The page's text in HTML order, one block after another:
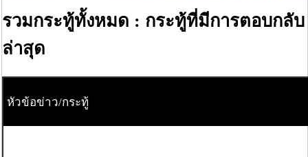
รวมกระทู้ทั้งหมด : กระทู้ที่มีการตอบกลับ
ล่าสุด
หัวข้อข่าว/กระทู้